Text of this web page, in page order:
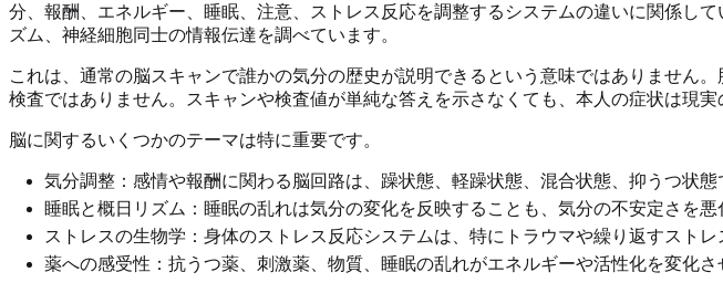
分、報酬、エネルギー、睡眠、注意、ストレス反応を調整するシステムの違いに関係し
ズム、神経細胞同士の情報伝達を調べています。
これは、通常の脳スキャンで誰かの気分の歴史が説明できるという意味ではありません
検査ではありません。スキャンや検査値が単純な答えを示さなくても、本人の症状は現実
脳に関するいくつかのテーマは特に重要です。
気分調整：感情や報酬に関わる脳回路は、躁状態、軽躁状態、混合状態、抑うつ状態
睡眠と概日リズム：睡眠の乱れは気分の変化を反映することも、気分の不安定さを悪
ストレスの生物学：身体のストレス反応システムは、特にトラウマや繰り返すスト
薬への感受性：抗うつ薬、刺激薬、物質、睡眠の乱れがエネルギーや活性化を変化